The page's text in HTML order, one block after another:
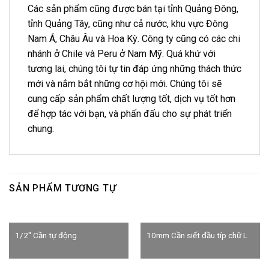
Các sản phẩm cũng được bán tại tỉnh Quảng Đông,
tỉnh Quảng Tây, cũng như cả nước, khu vực Đông
Nam Á, Châu Âu và Hoa Kỳ. Công ty cũng có các chi
nhánh ở Chile và Peru ở Nam Mỹ. Quá khứ với
tương lai, chúng tôi tự tin đáp ứng những thách thức
mới và nắm bắt những cơ hội mới. Chúng tôi sẽ
cung cấp sản phẩm chất lượng tốt, dịch vụ tốt hơn
để hợp tác với bạn, và phấn đấu cho sự phát triển
chung.
SẢN PHẨM TƯƠNG TỰ
1/2″ Cần tự động 10mm Cần siết đầu típ chữ L